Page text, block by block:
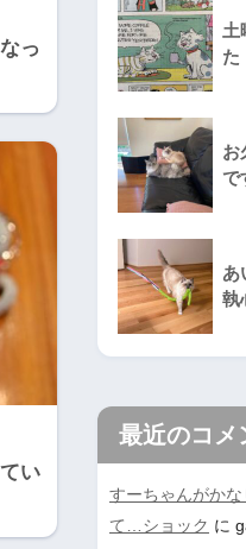
っ
い
土
た
お
で
あ
最近のコメ
すーちゃんがか
て…ショック に